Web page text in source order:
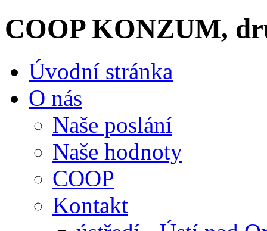
COOP KONZUM,
Úvodní stránka
O nás
Naše poslání
Naše hodnoty
COOP
Kontakt